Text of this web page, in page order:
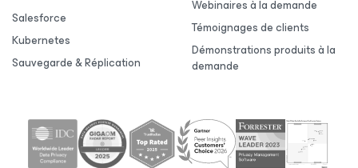
Salesforce
Kubernetes
Sauvegarde & Réplication
Webinaires à la demande
Témoignages de clients
Démonstrations produits à la
demande